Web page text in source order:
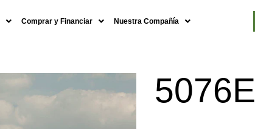
Comprar y Financiar Nuestra Compañía
5076E